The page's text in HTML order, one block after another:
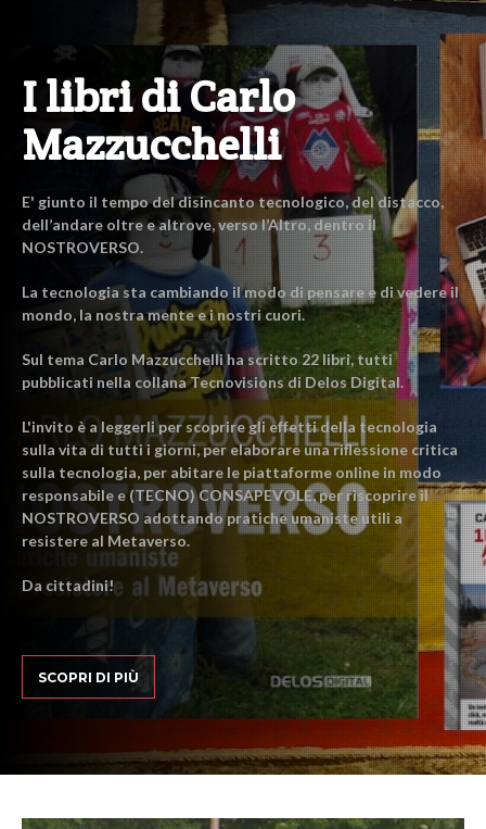
I libri di Carlo
Mazzucchelli
E' giunto il tempo del disincanto tecnologico, del distacco,
dell’andare oltre e altrove, verso l’Altro, dentro il
NOSTROVERSO.
La tecnologia sta cambiando il modo di pensare e di vedere il
mondo, la nostra mente e i nostri cuori.
Sul tema Carlo Mazzucchelli ha scritto 22 libri, tutti
pubblicati nella collana Tecnovisions di Delos Digital.
L'invito è a leggerli per scoprire gli effetti della tecnologia
sulla vita di tutti i giorni, per elaborare una riflessione critica
sulla tecnologia, per abitare le piattaforme online in modo
responsabile e (TECNO) CONSAPEVOLE, per riscoprire il
NOSTROVERSO adottando pratiche umaniste utili a
resistere al Metaverso.
Da cittadini!
SCOPRI DI PIÙ